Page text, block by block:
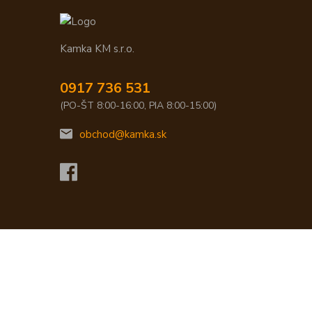
Kamka KM s.r.o.
0917 736 531
(PO-ŠT 8:00-16:00, PIA 8:00-15:00)
obchod@kamka.sk